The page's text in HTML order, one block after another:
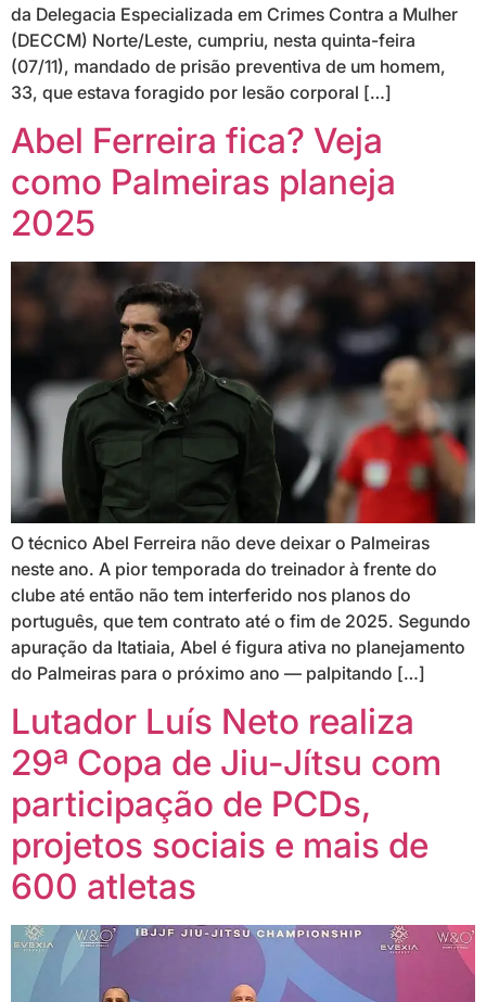
da Delegacia Especializada em Crimes Contra a Mulher
(DECCM) Norte/Leste, cumpriu, nesta quinta-feira
(07/11), mandado de prisão preventiva de um homem,
33, que estava foragido por lesão corporal […]
Abel Ferreira fica? Veja
como Palmeiras planeja
2025
O técnico Abel Ferreira não deve deixar o Palmeiras
neste ano. A pior temporada do treinador à frente do
clube até então não tem interferido nos planos do
português, que tem contrato até o fim de 2025. Segundo
apuração da Itatiaia, Abel é figura ativa no planejamento
do Palmeiras para o próximo ano — palpitando […]
Lutador Luís Neto realiza
29ª Copa de Jiu-Jítsu com
participação de PCDs,
projetos sociais e mais de
600 atletas